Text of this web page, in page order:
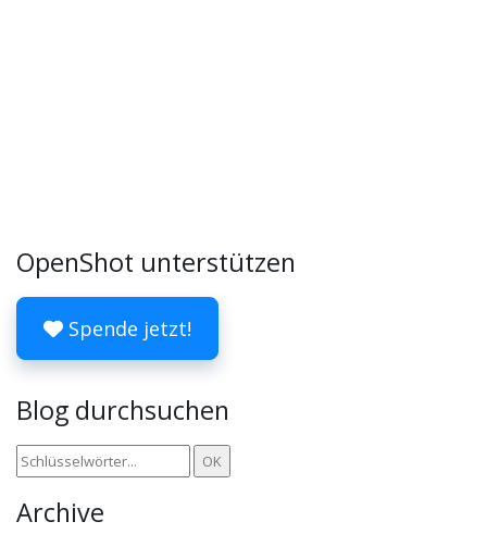
OpenShot unterstützen
Spende jetzt!
Blog durchsuchen
Archive